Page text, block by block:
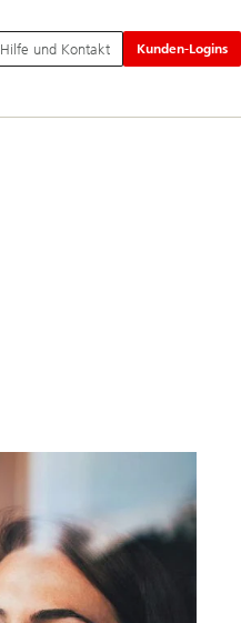
Hilfe und Kontakt Kunden-Logins